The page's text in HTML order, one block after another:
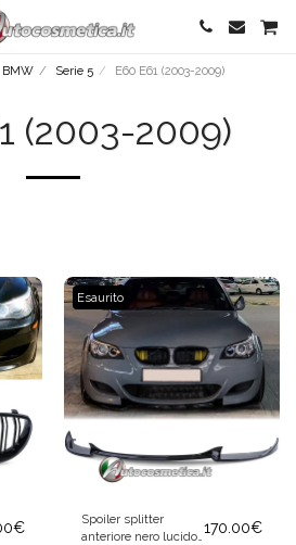
BMW Serie 5 E60 E61 (2003-2009)
(2003-2009)
€
Esaurito
Spoiler splitter
anteriore nero lucido 170.00€